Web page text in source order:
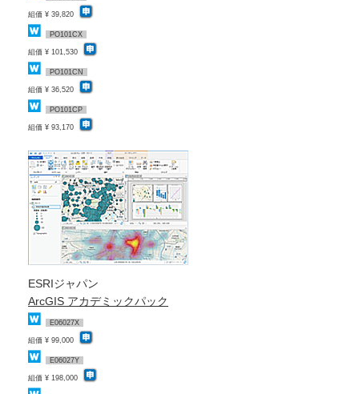
組価 ¥ 39,820
PO101CX
組価 ¥ 101,530
PO101CN
組価 ¥ 36,520
PO101CP
組価 ¥ 93,170
ESRIジャパン
ArcGIS アカデミックパック
E06027X
組価 ¥ 99,000
E06027Y
組価 ¥ 198,000